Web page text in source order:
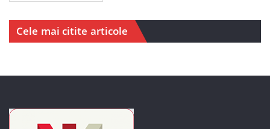
Cele mai citite articole